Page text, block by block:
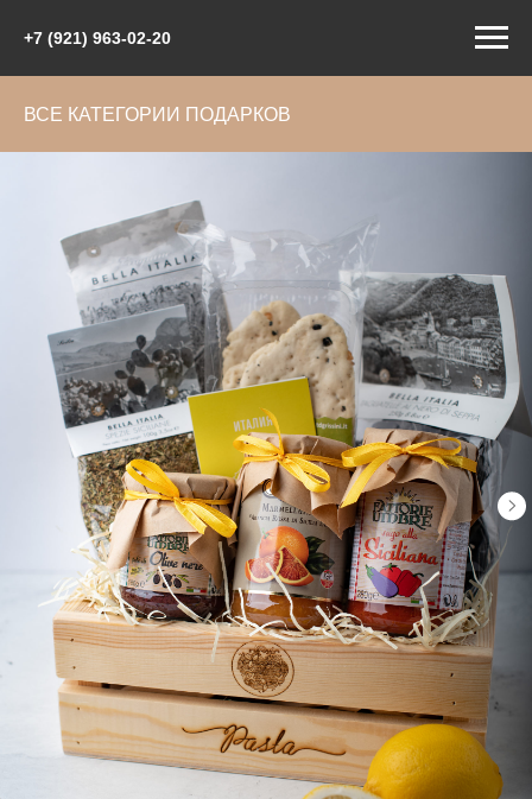
+7 (921) 963-02-20
ВСЕ КАТЕГОРИИ ПОДАРКОВ